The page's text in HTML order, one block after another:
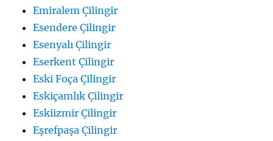
Emiralem Çilingir
Esendere Çilingir
Esenyalı Çilingir
Eserkent Çilingir
Eski Foça Çilingir
Eskiçamlık Çilingir
Eskiizmir Çilingir
Eşrefpaşa Çilingir